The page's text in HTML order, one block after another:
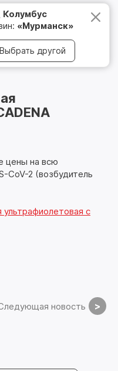
Колумбус
«Мурманск»
Выбрать другой
8 800 500 05 15
цены на всю
CoV-2 (возбудитель
с
новость >